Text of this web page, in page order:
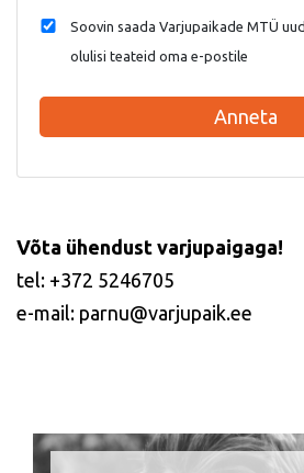
Soovin saada Varjupaikade MTÜ
olulisi teateid oma e-postile
Anneta
Võta ühendust varjupaigaga!
tel: +372 5246705
e-mail: parnu@varjupaik.ee